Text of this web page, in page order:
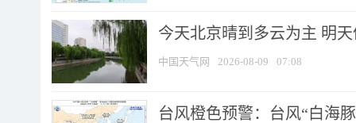
今天北京晴到多云为主 明
中国天气网 2026-08-09 07:08
台风橙色预警：台风“白海